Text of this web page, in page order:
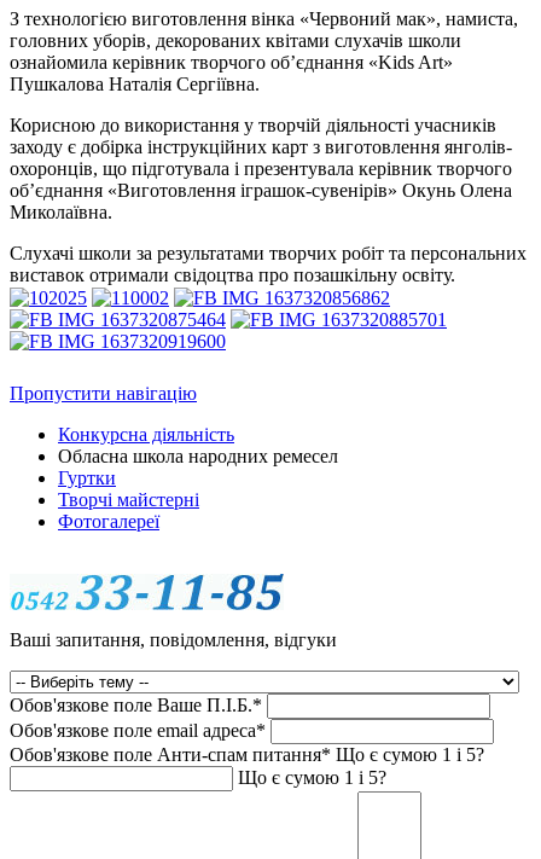
З технологією виготовлення вінка «Червоний мак», намиста,
головних уборів, декорованих квітами слухачів школи
ознайомила керівник творчого об’єднання «Kids Art»
Пушкалова Наталія Сергіївна.
Корисною до використання у творчій діяльності учасників
заходу є добірка інструкційних карт з виготовлення янголів-
охоронців, що підготувала і презентувала керівник творчого
об’єднання «Виготовлення іграшок-сувенірів» Окунь Олена
Миколаївна.
Слухачі школи за результатами творчих робіт та персональних
виставок отримали свідоцтва про позашкільну освіту.
Пропустити навігацію
Конкурсна діяльність
Обласна школа народних ремесел
Гуртки
Творчі майстерні
Фотогалереї
Ваші запитання, повідомлення, відгуки
Обов'язкове поле Ваше П.I.Б.*
Обов'язкове поле email адреса*
Обов'язкове поле Анти-спам питання* Що є сумою 1 і 5?
Що є сумою 1 і 5?